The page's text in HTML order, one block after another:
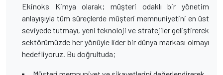
Ekinoks Kimya olarak; müşteri odaklı bir yönetim
anlayışıyla tüm süreçlerde müşteri memnuniyetini en üst
seviyede tutmayı, yeni teknoloji ve stratejiler geliştirerek
sektörümüzde her yönüyle lider bir dünya markası olmayı
hedefliyoruz. Bu doğrultuda;